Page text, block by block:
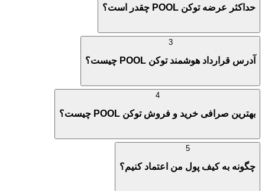
حداکثر عرضه توکن POOL چقدر است؟
آدرس قرارداد هوشمند توکن POOL چیست؟
بهترین صرافی خرید و فروش توکن POOL چیست؟
چگونه به کیف پول من اعتماد کنیم؟